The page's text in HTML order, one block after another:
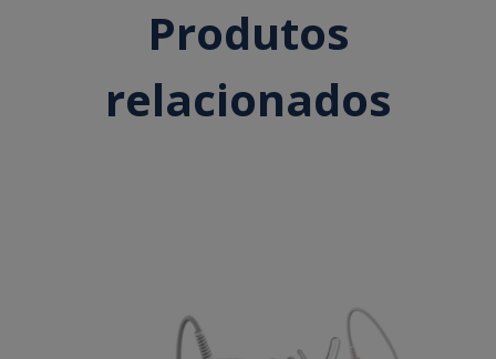
Produtos
relacionados